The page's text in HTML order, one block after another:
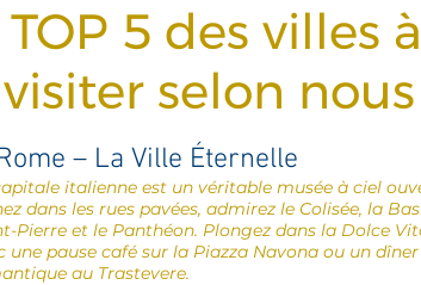
TOP 5 des villes à
visiter selon nous
– La Ville Éternelle
italienne est un véritable musée à ciel
dans les rues pavées, admirez le Colisée, la
Pierre et le Panthéon. Plongez dans la Dolce
une pause café sur la Piazza Navona ou un dîner
au Trastevere.